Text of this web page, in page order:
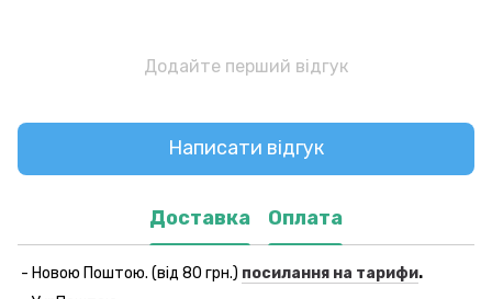
Додайте перший відгук
Написати відгук
Доставка Оплата
- Новою Поштою. (від 80 грн.) посилання на тарифи.